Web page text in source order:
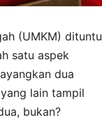
(UMKM)
satu aspek
dua
lain tampil
bukan?